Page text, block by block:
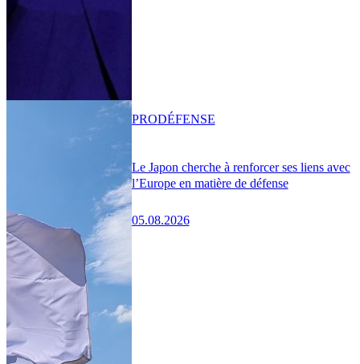
Le Japon cherche à renforcer ses liens avec
l’Europe en matière de défense
05.08.2026
PRODÉFENSE